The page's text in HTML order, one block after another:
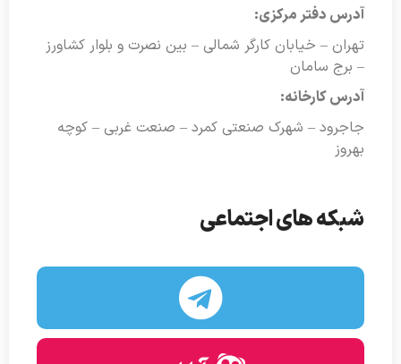
شبکه های اجتماعی
آدرس دفتر مرکزی:
تهران – خیابان کارگر شمالی – بین نصرت و بلوار کشاورز
– برج سامان
آدرس کارخانه:
جاجرود – شهرک صنعتی کمرد – صنعت غربی – کوچه
بهروز